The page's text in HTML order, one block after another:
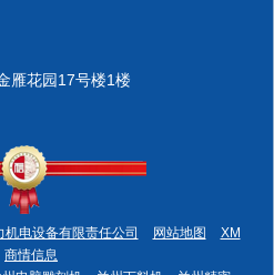
雁花园17号楼1楼
机电设备有限责任公司 网站地图
XM
商情信息